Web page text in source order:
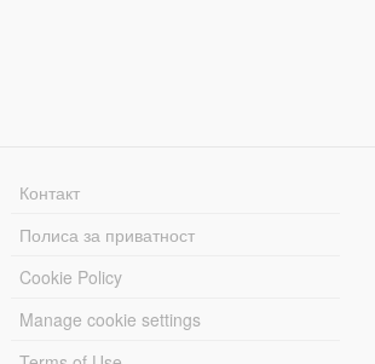
Контакт
Полиса за приватност
Cookie Policy
Manage cookie settings